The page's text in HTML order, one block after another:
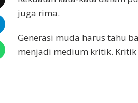
o
juga rima.
Generasi muda harus tahu
menjadi medium kritik.